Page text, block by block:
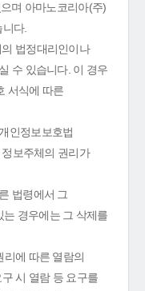
며 아마노코리아(주)
다.
법정대리인이나
수 있습니다. 이 경우
서식에 따른
인정보보호법
보주체의 권리가
법령에서 그
경우에는 그 삭제를
에 따른 열람의
시 열람 등 요구를